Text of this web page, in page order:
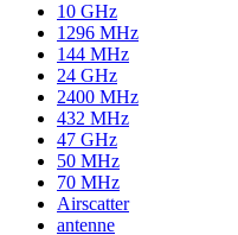
10 GHz
1296 MHz
144 MHz
24 GHz
2400 MHz
432 MHz
47 GHz
50 MHz
70 MHz
Airscatter
antenne